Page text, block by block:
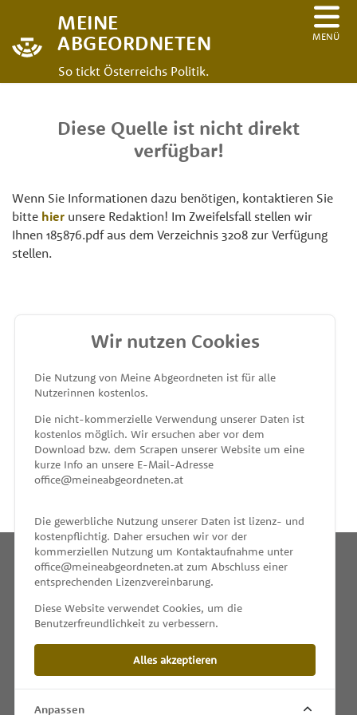
MEINE
ABGEORDNETEN
So tickt Österreichs Politik.
MENÜ
Diese Quelle ist nicht direkt
verfügbar!
Wenn Sie Informationen dazu benötigen, kontaktieren Sie
bitte hier unsere Redaktion! Im Zweifelsfall stellen wir
Ihnen 185876.pdf aus dem Verzeichnis 3208 zur Verfügung
stellen.
MEINE ABGEORDNETEN
unterstützt von
INFO
IMPRESSUM & KONTAKT
Wir nutzen Cookies
Die Nutzung von Meine Abgeordneten ist für alle
Nutzerinnen kostenlos.
Die nicht-kommerzielle Verwendung unserer Daten ist
kostenlos möglich. Wir ersuchen aber vor dem
Download bzw. dem Scrapen unserer Website um eine
kurze Info an unsere E-Mail-Adresse
office@meineabgeordneten.at
Die gewerbliche Nutzung unserer Daten ist lizenz- und
kostenpflichtig. Daher ersuchen wir vor der
kommerziellen Nutzung um Kontaktaufnahme unter
office@meineabgeordneten.at zum Abschluss einer
entsprechenden Lizenzvereinbarung.
Diese Website verwendet Cookies, um die
Benutzerfreundlichkeit zu verbessern.
Alles akzeptieren
Anpassen